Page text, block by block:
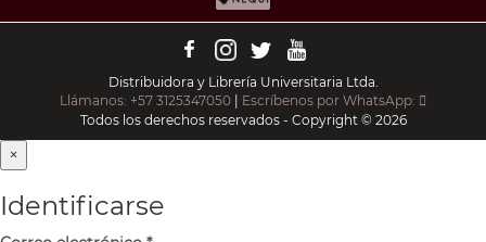
Distribuidora y Librería Universitaria Ltda.
Llámanos: +57 3125347050 | Escríbenos por WhatsApp:
Todos los derechos reservados - Copyright © 2026
×
Identificarse